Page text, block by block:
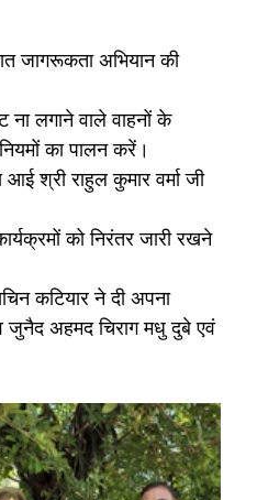
जागरूकता अभियान की
ना लगाने वाले वाहनों के
का पालन करें।
श्री राहुल कुमार वर्मा जी
को निरंतर जारी रखने
कटियार ने दी अपना
जुनैद अहमद चिराग मधु दुबे एवं